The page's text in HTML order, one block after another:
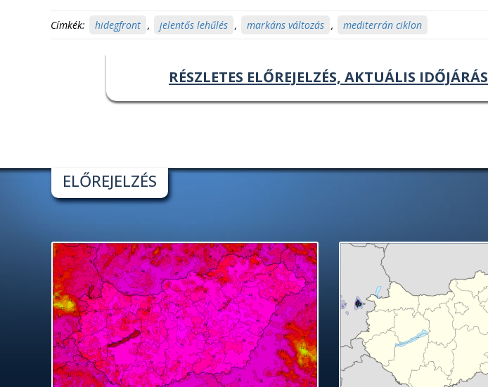
Címkék: hidegfront , jelentős lehűlés , markáns változás , mediterrán ciklon
RÉSZLETES ELŐREJELZÉS, AKTUÁLIS IDŐJÁRÁS
ELŐREJELZÉS